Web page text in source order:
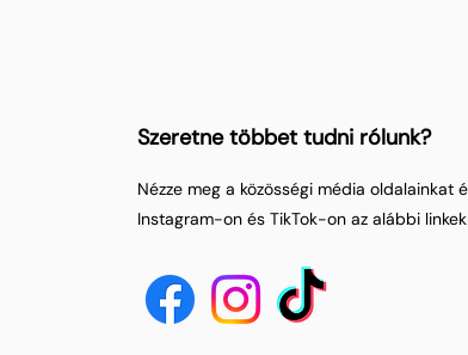
Szeretne többet tudni rólunk?
Nézze meg a közösségi média oldalainkat
Instagram-on és TikTok-on az alábbi